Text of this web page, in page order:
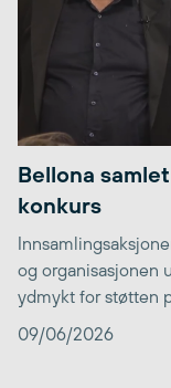
Bellona
konkurs
og organisasjonen
ydmykt for støtten
09/06/2026